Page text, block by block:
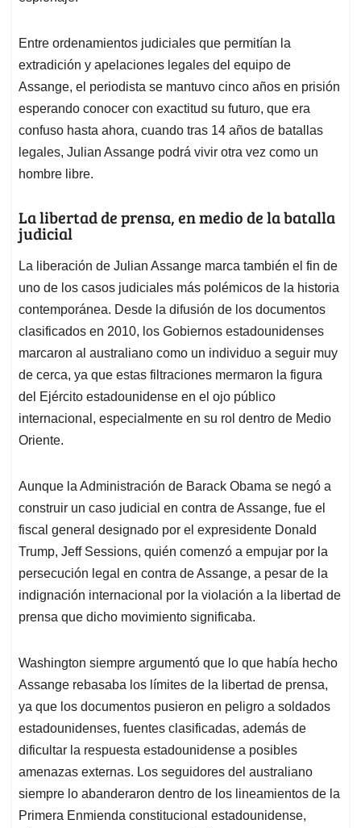
Entre ordenamientos judiciales que permitían la
extradición y apelaciones legales del equipo de
Assange, el periodista se mantuvo cinco años en prisión
esperando conocer con exactitud su futuro, que era
confuso hasta ahora, cuando tras 14 años de batallas
legales, Julian Assange podrá vivir otra vez como un
hombre libre.
La libertad de prensa, en medio de la batalla
judicial
La liberación de Julian Assange marca también el fin de
uno de los casos judiciales más polémicos de la historia
contemporánea. Desde la difusión de los documentos
clasificados en 2010, los Gobiernos estadounidenses
marcaron al australiano como un individuo a seguir muy
de cerca, ya que estas filtraciones mermaron la figura
del Ejército estadounidense en el ojo público
internacional, especialmente en su rol dentro de Medio
Oriente.
Aunque la Administración de Barack Obama se negó a
construir un caso judicial en contra de Assange, fue el
fiscal general designado por el expresidente Donald
Trump, Jeff Sessions, quién comenzó a empujar por la
persecución legal en contra de Assange, a pesar de la
indignación internacional por la violación a la libertad de
prensa que dicho movimiento significaba.
Washington siempre argumentó que lo que había hecho
Assange rebasaba los límites de la libertad de prensa,
ya que los documentos pusieron en peligro a soldados
estadounidenses, fuentes clasificadas, además de
dificultar la respuesta estadounidense a posibles
amenazas externas. Los seguidores del australiano
siempre lo abanderaron dentro de los lineamientos de la
Primera Enmienda constitucional estadounidense,